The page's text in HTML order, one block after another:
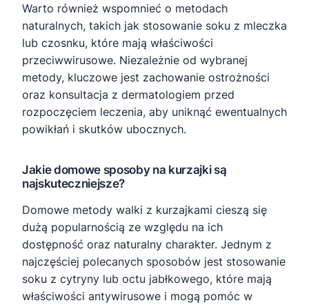
Warto również wspomnieć o metodach
naturalnych, takich jak stosowanie soku z mleczka
lub czosnku, które mają właściwości
przeciwwirusowe. Niezależnie od wybranej
metody, kluczowe jest zachowanie ostrożności
oraz konsultacja z dermatologiem przed
rozpoczęciem leczenia, aby uniknąć ewentualnych
powikłań i skutków ubocznych.
Jakie domowe sposoby na kurzajki są
najskuteczniejsze?
Domowe metody walki z kurzajkami cieszą się
dużą popularnością ze względu na ich
dostępność oraz naturalny charakter. Jednym z
najczęściej polecanych sposobów jest stosowanie
soku z cytryny lub octu jabłkowego, które mają
właściwości antywirusowe i mogą pomóc w